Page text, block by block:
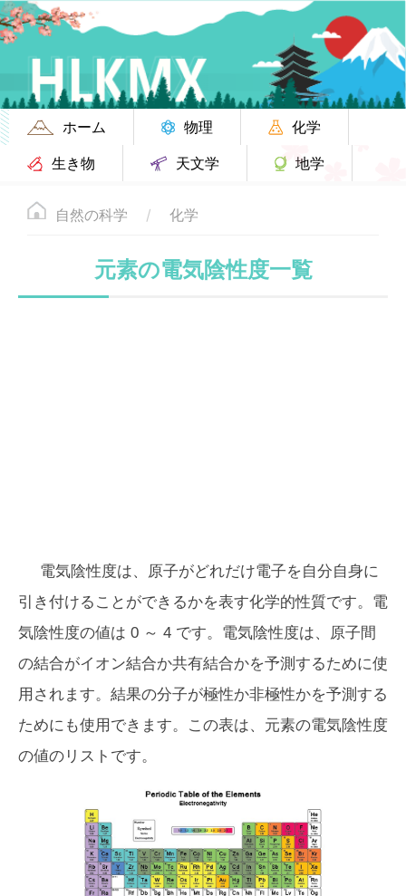
ホーム 物理
化学
生き物
天文学 地学
自然の科学 化学
元素の電気陰性度一覧
電気陰性度は、原子がどれだけ電子を自分自身に
引き付けることができるかを表す化学的性質です。電
気陰性度の値は 0 ～ 4 です。電気陰性度は、原子間
の結合がイオン結合か共有結合かを予測するために使
用されます。結果の分子が極性か非極性かを予測する
ためにも使用できます。この表は、元素の電気陰性度
の値のリストです。